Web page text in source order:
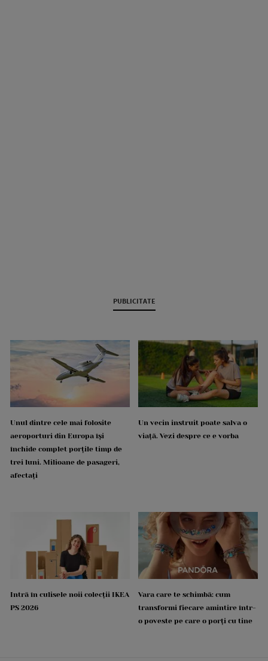
PUBLICITATE
Unul dintre cele mai folosite
aeroporturi din Europa își
închide complet porțile timp de
trei luni. Milioane de pasageri,
afectați
Un vecin instruit poate salva o
viață. Vezi despre ce e vorba
Intră în culisele noii colecții IKEA
PS 2026
Vara care te schimbă: cum
transformi fiecare amintire într-
o poveste pe care o porți cu tine